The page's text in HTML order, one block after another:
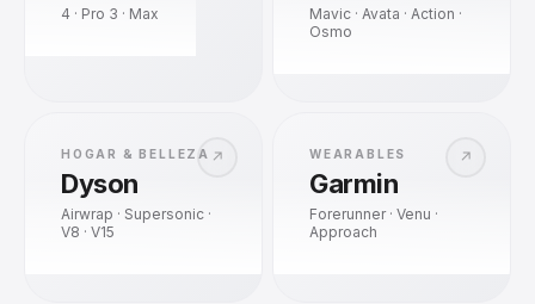
4 · Pro 3 · Max
Mavic · Avata · Action ·
Osmo
↗
HOGAR & BELLEZA
Dyson
Airwrap · Supersonic ·
V8 · V15
↗
WEARABLES
Garmin
Forerunner · Venu ·
Approach